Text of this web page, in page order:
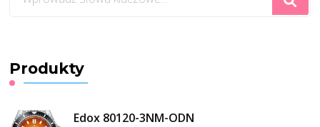
czegoś?
Produkty
Edox 80120-3NM-ODN